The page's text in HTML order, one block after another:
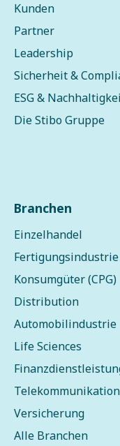
Kunden
Partner
Leadership
Sicherheit &
ESG &
Die Stibo Gruppe
Branchen
Einzelhandel
Fertigungsindustrie
Konsumgüter (CPG)
Distribution
Automobilindustrie
Life Sciences
Telekommunikation
Versicherung
Alle Branchen